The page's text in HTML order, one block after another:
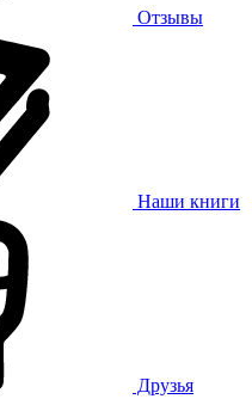
Отзывы
Наши книги
Друзья